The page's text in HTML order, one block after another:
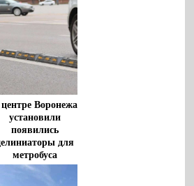
Воронежа
установили
появились
для
метробуса